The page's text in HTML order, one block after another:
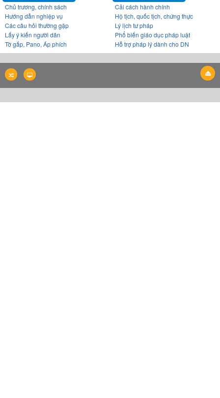
Chủ trương, chính sách
Hướng dẫn nghiệp vụ
Các câu hỏi thường gặp
Lấy ý kiến người dân
Tờ gấp, Pano, Áp phích
Cải cách hành chính
Hộ tịch, quốc tịch, chứng thực
Lý lịch tư pháp
Phổ biến giáo dục pháp luật
Hỗ trợ pháp lý dành cho DN